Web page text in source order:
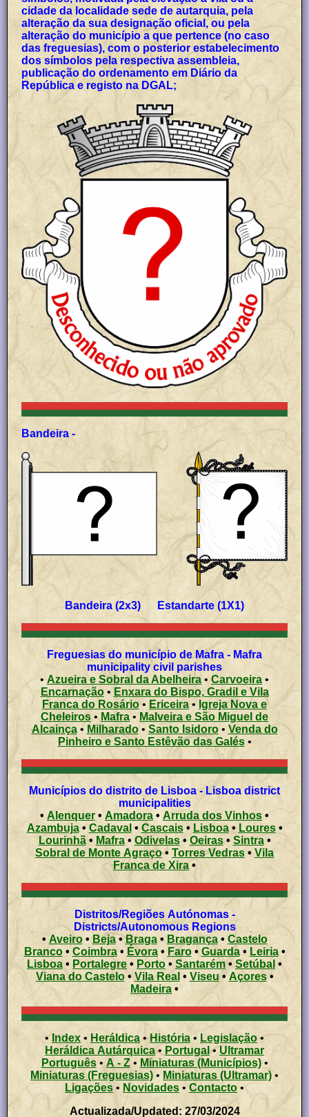
cidade da localidade sede de autarquia, pela
alteração da sua designação oficial, ou pela
alteração do município a que pertence (no caso
das freguesias), com o posterior estabelecimento
dos símbolos pela respectiva assembleia,
publicação do ordenamento em Diário da
República e registo na DGAL;
Bandeira -
Bandeira (2x3) Estandarte (1X1)
Freguesias do município de Mafra - Mafra
municipality civil parishes
• Azueira e Sobral da Abelheira • Carvoeira •
Encarnação• Enxara do Bispo, Gradil e Vila
Franca do Rosário • Ericeira • Igreja Nova e
Cheleiros • Mafra • Malveira e São Miguel de
Alcainça• Milharado• Santo Isidoro• Venda do
Pinheiro e Santo Estêvão das Galés•
Municípios do distrito de Lisboa - Lisboa district
municipalities
• Alenquer • Amadora • Arruda dos Vinhos •
Azambuja• Cadaval • Cascais• Lisboa• Loures•
Lourinhã• Mafra• Odivelas• Oeiras• Sintra•
Sobral de Monte Agraço• Torres Vedras • Vila
Franca de Xira •
Distritos/Regiões Autónomas -
Districts/Autonomous Regions
• Aveiro• Beja•Braga• Bragança• Castelo
Branco• Coimbra• Évora• Faro• Guarda• Leiria•
Lisboa • Portalegre • Porto • Santarém •Setúbal •
Viana do Castelo• Vila Real • Viseu •Açores•
Madeira •
•Index • Heráldica•História • Legislação•
Heráldica Autárquica• Portugal •Ultramar
Português•A - Z• Miniaturas (Municípios)•
Miniaturas (Freguesias) • Miniaturas (Ultramar)•
Ligações • Novidades • Contacto •
Actualizada/Updated: 27/03/2024